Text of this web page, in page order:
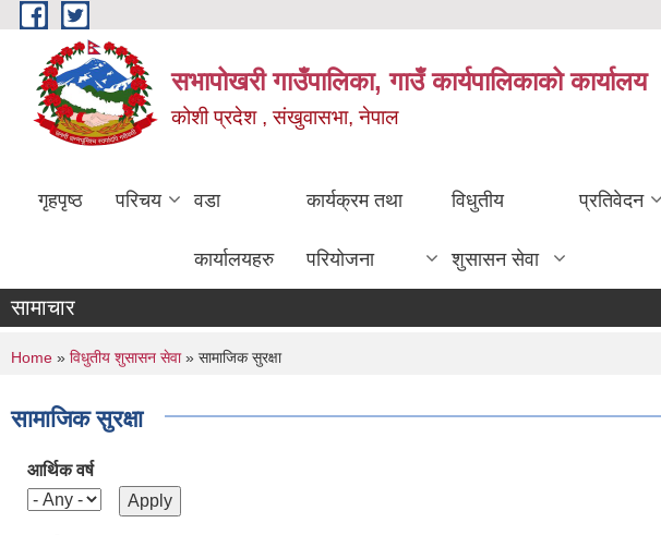
Skip to main content
सभापोखरी गाउँपालिका, गाउँ कार्यपालिकाको कार्यालय
कोशी प्रदेश , संखुवासभा, नेपाल
गृहपृष्ठ परिचय वडा
कार्यालयहरु
कार्यक्रम तथा
परियोजना
विधुतीय
शुसासन सेवा
प्रतिवेदन
सामाचार
You are here
Home » विधुतीय शुसासन सेवा» सामाजिक सुरक्षा
सामाजिक सुरक्षा
आर्थिक वर्ष